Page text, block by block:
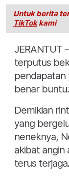
Untuk berita
TikTokkami
JERANTUT
terputus
pendapatan
benar
Demikian
yang
neneknya,
akibat angin
terus terjaga.